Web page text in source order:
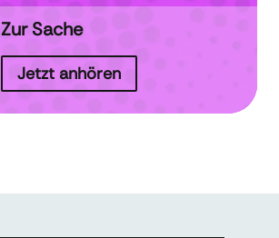
Zur Sache
Jetzt anhören